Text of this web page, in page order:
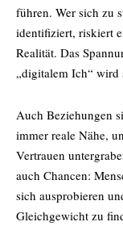
führen. Wer sich zu
identifiziert, riskiert
Realität. Das
„digitalem Ich“ wird
Auch Beziehungen
immer reale Nähe,
Vertrauen
auch Chancen:
sich ausprobieren
Gleichgewicht zu